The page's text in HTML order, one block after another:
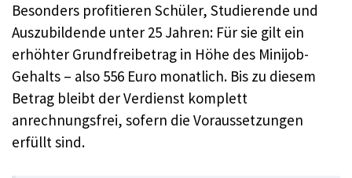
Besonders profitieren Schüler, Studierende und
Auszubildende unter 25 Jahren: Für sie gilt ein
erhöhter Grundfreibetrag in Höhe des Minijob-
Gehalts – also 556 Euro monatlich. Bis zu diesem
Betrag bleibt der Verdienst komplett
anrechnungsfrei, sofern die Voraussetzungen
erfüllt sind.